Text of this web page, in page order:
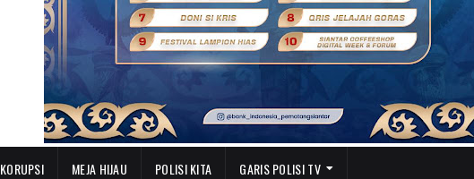
KORUPSI MEJA HIJAU POLISI KITA GARIS POLISI TV